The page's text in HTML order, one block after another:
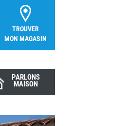
TROUVER
MON MAGASIN
PARLONS
MAISON